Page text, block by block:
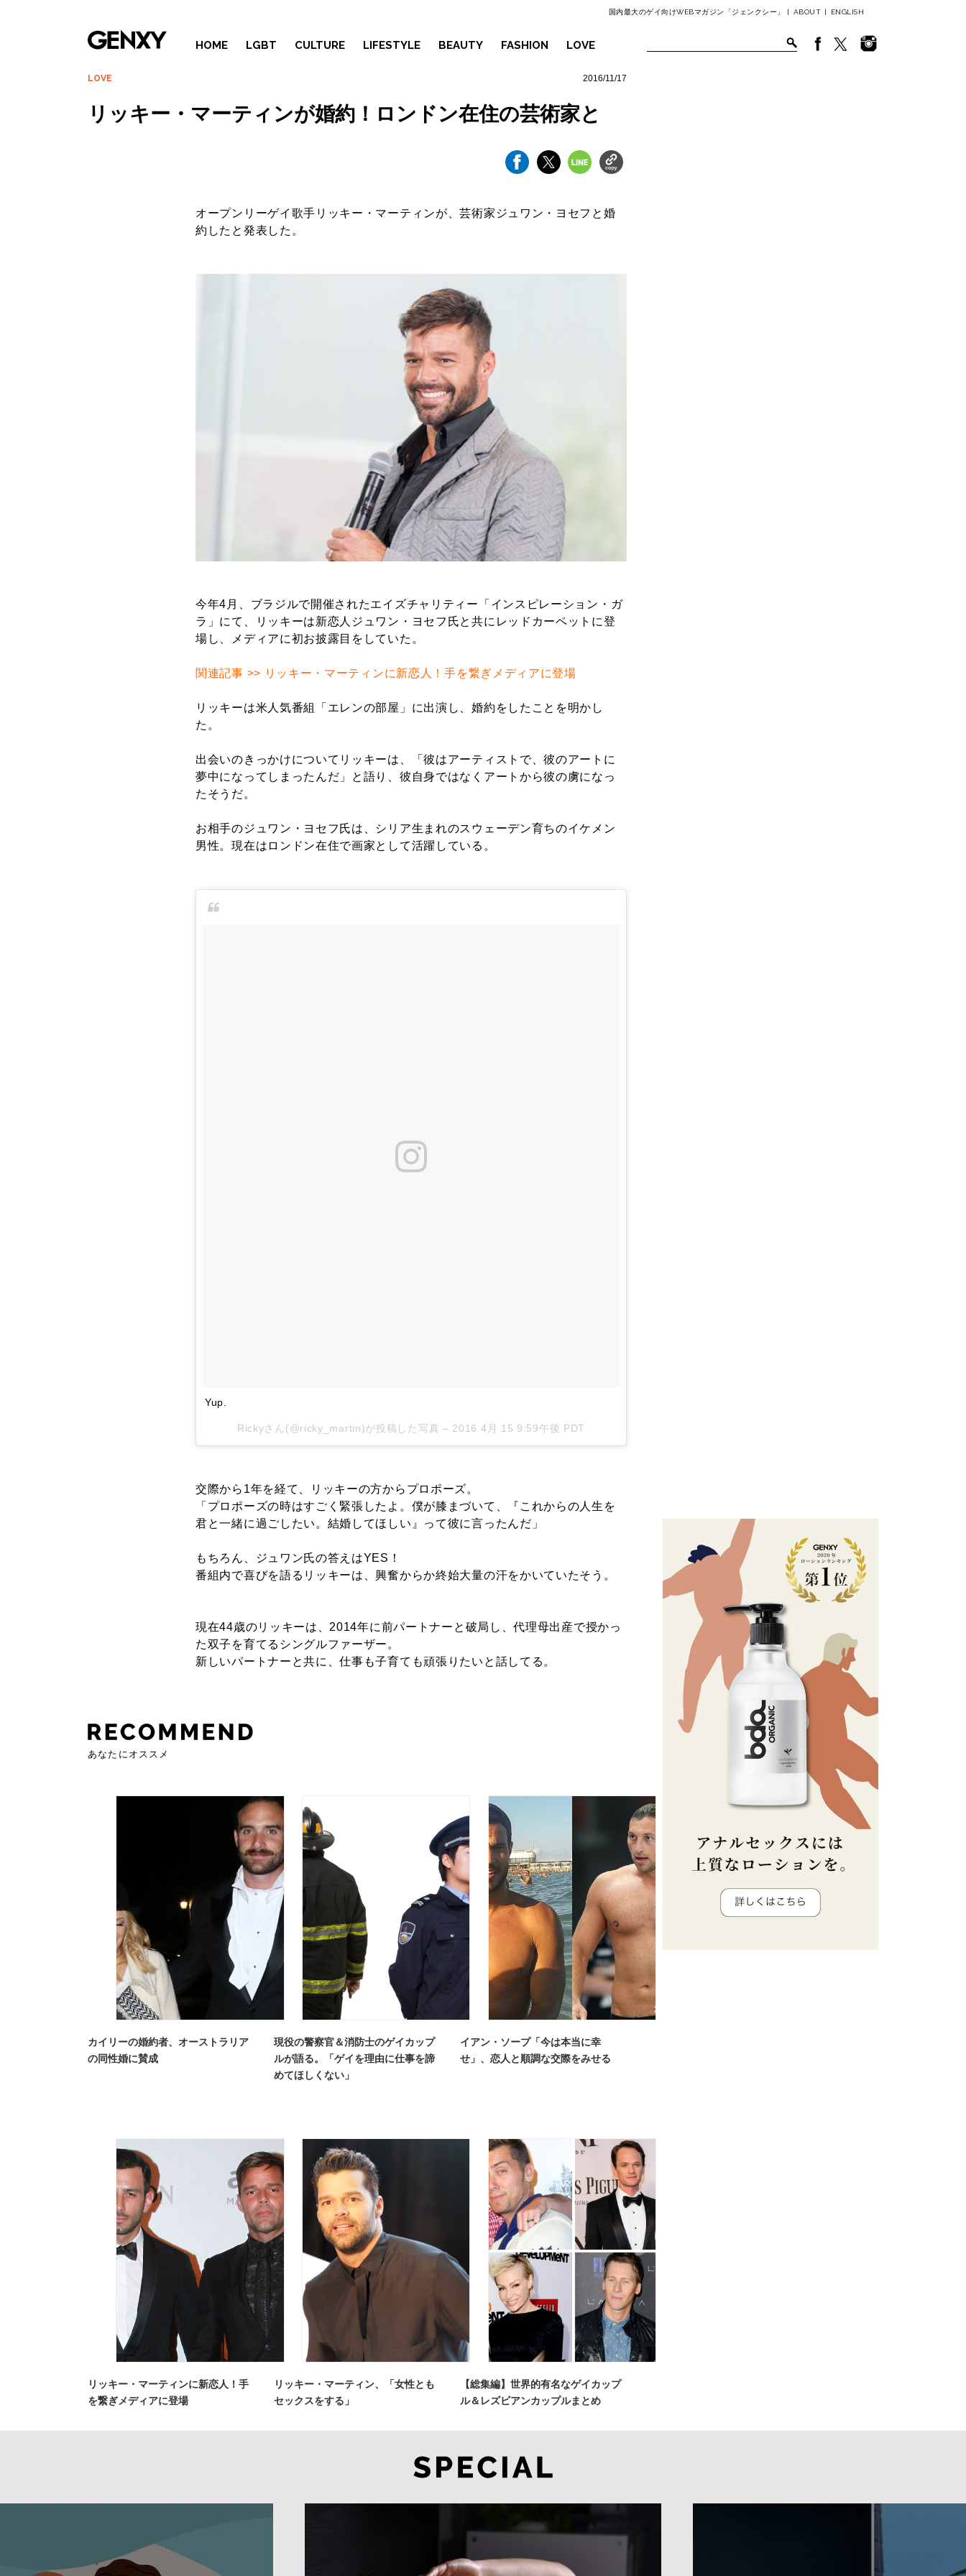
国内最大のゲイ向けWEBマガジン「ジェンクシー」 | ABOUT | ENGLISH
HOME LGBT CULTURE LIFESTYLE BEAUTY FASHION LOVE
LOVE 2016/11/17
リッキー・マーティンが婚約！ロンドン在住の芸術家と
オープンリーゲイ歌手リッキー・マーティンが、芸術家ジュワン・ヨセフと婚
約したと発表した。
今年4月、ブラジルで開催されたエイズチャリティー「インスピレーション・ガ
ラ」にて、リッキーは新恋人ジュワン・ヨセフ氏と共にレッドカーペットに登
場し、メディアに初お披露目をしていた。
関連記事 >> リッキー・マーティンに新恋人！手を繋ぎメディアに登場
リッキーは米人気番組「エレンの部屋」に出演し、婚約をしたことを明かし
た。
出会いのきっかけについてリッキーは、「彼はアーティストで、彼のアートに
夢中になってしまったんだ」と語り、彼自身ではなくアートから彼の虜になっ
たそうだ。
お相手のジュワン・ヨセフ氏は、シリア生まれのスウェーデン育ちのイケメン
男性。現在はロンドン在住で画家として活躍している。
Yup.
Rickyさん(@ricky_martin)が投稿した写真 – 2016 4月 15 9:59午後 PDT
交際から1年を経て、リッキーの方からプロポーズ。
「プロポーズの時はすごく緊張したよ。僕が膝まづいて、『これからの人生を
君と一緒に過ごしたい。結婚してほしい』って彼に言ったんだ」
もちろん、ジュワン氏の答えはYES！
番組内で喜びを語るリッキーは、興奮からか終始大量の汗をかいていたそう。
現在44歳のリッキーは、2014年に前パートナーと破局し、代理母出産で授かっ
た双子を育てるシングルファーザー。
新しいパートナーと共に、仕事も子育ても頑張りたいと話してる。
あなたにオススメ
カイリーの婚約者、オーストラリア
の同性婚に賛成
現役の警察官＆消防士のゲイカップ
ルが語る。「ゲイを理由に仕事を諦
めてほしくない」
イアン・ソープ「今は本当に幸
せ」、恋人と順調な交際をみせる
リッキー・マーティンに新恋人！手
を繋ぎメディアに登場
リッキー・マーティン、「女性とも
セックスをする」
【総集編】世界的有名なゲイカップ
ル＆レズビアンカップルまとめ